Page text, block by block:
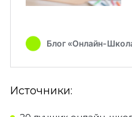
Источники: